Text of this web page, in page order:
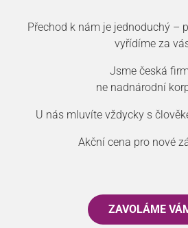
Přechod k nám je jednoduchý –
vyřídíme za
Jsme česká
ne nadnárodní
U nás mluvíte vždycky s
Akční cena pro nové
ZAVOLÁME